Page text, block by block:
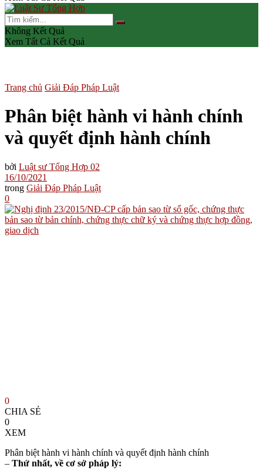
Không Kết Quả
Xem Tất Cả Kết Quả
Trang chủ Giải Đáp Pháp Luật
Phân biệt hành vi hành chính
và quyết định hành chính
bởi Luật sư Tổng Hợp 02
16/10/2021
trong Giải Đáp Pháp Luật
0
0
CHIA SẺ
0
XEM
Phân biệt hành vi hành chính và quyết định hành chính
– Thứ nhất, về cơ sở pháp lý: